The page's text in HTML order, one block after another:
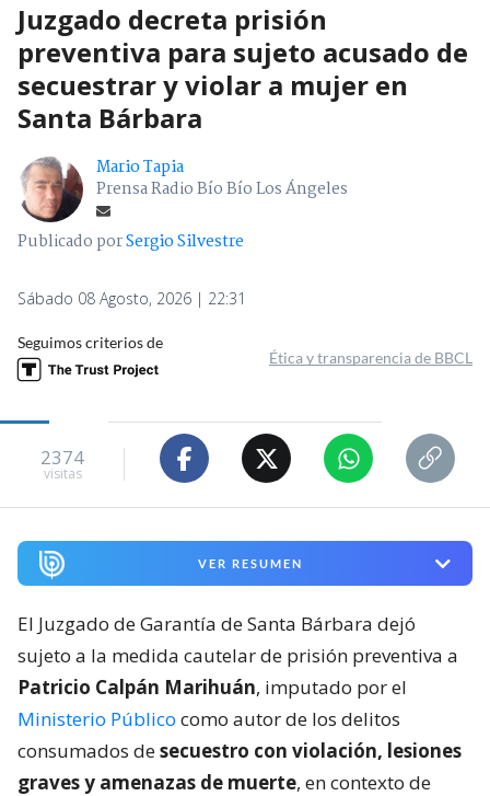
Juzgado decreta prisión
preventiva para sujeto acusado de
secuestrar y violar a mujer en
Santa Bárbara
Mario Tapia
Prensa Radio Bío Bío Los Ángeles
Publicado porSergio Silvestre
Sábado 08 Agosto, 2026 | 22:31
Seguimos criterios de
Ética y transparencia de BBCL
2374
visitas
VER RESUMEN
El Juzgado de Garantía de Santa Bárbara dejó
sujeto a la medida cautelar de prisión preventiva a
Patricio Calpán Marihuán, imputado por el
Ministerio Público como autor de los delitos
consumados desecuestro con violación, lesiones
graves y amenazas de muerte, en contexto de